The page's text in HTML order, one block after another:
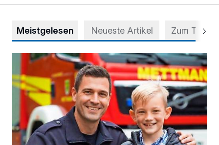
Meistgelesen Neueste Artikel Zum Thema
Kinderschutz: Im Ernstfall schnell und richtig handeln